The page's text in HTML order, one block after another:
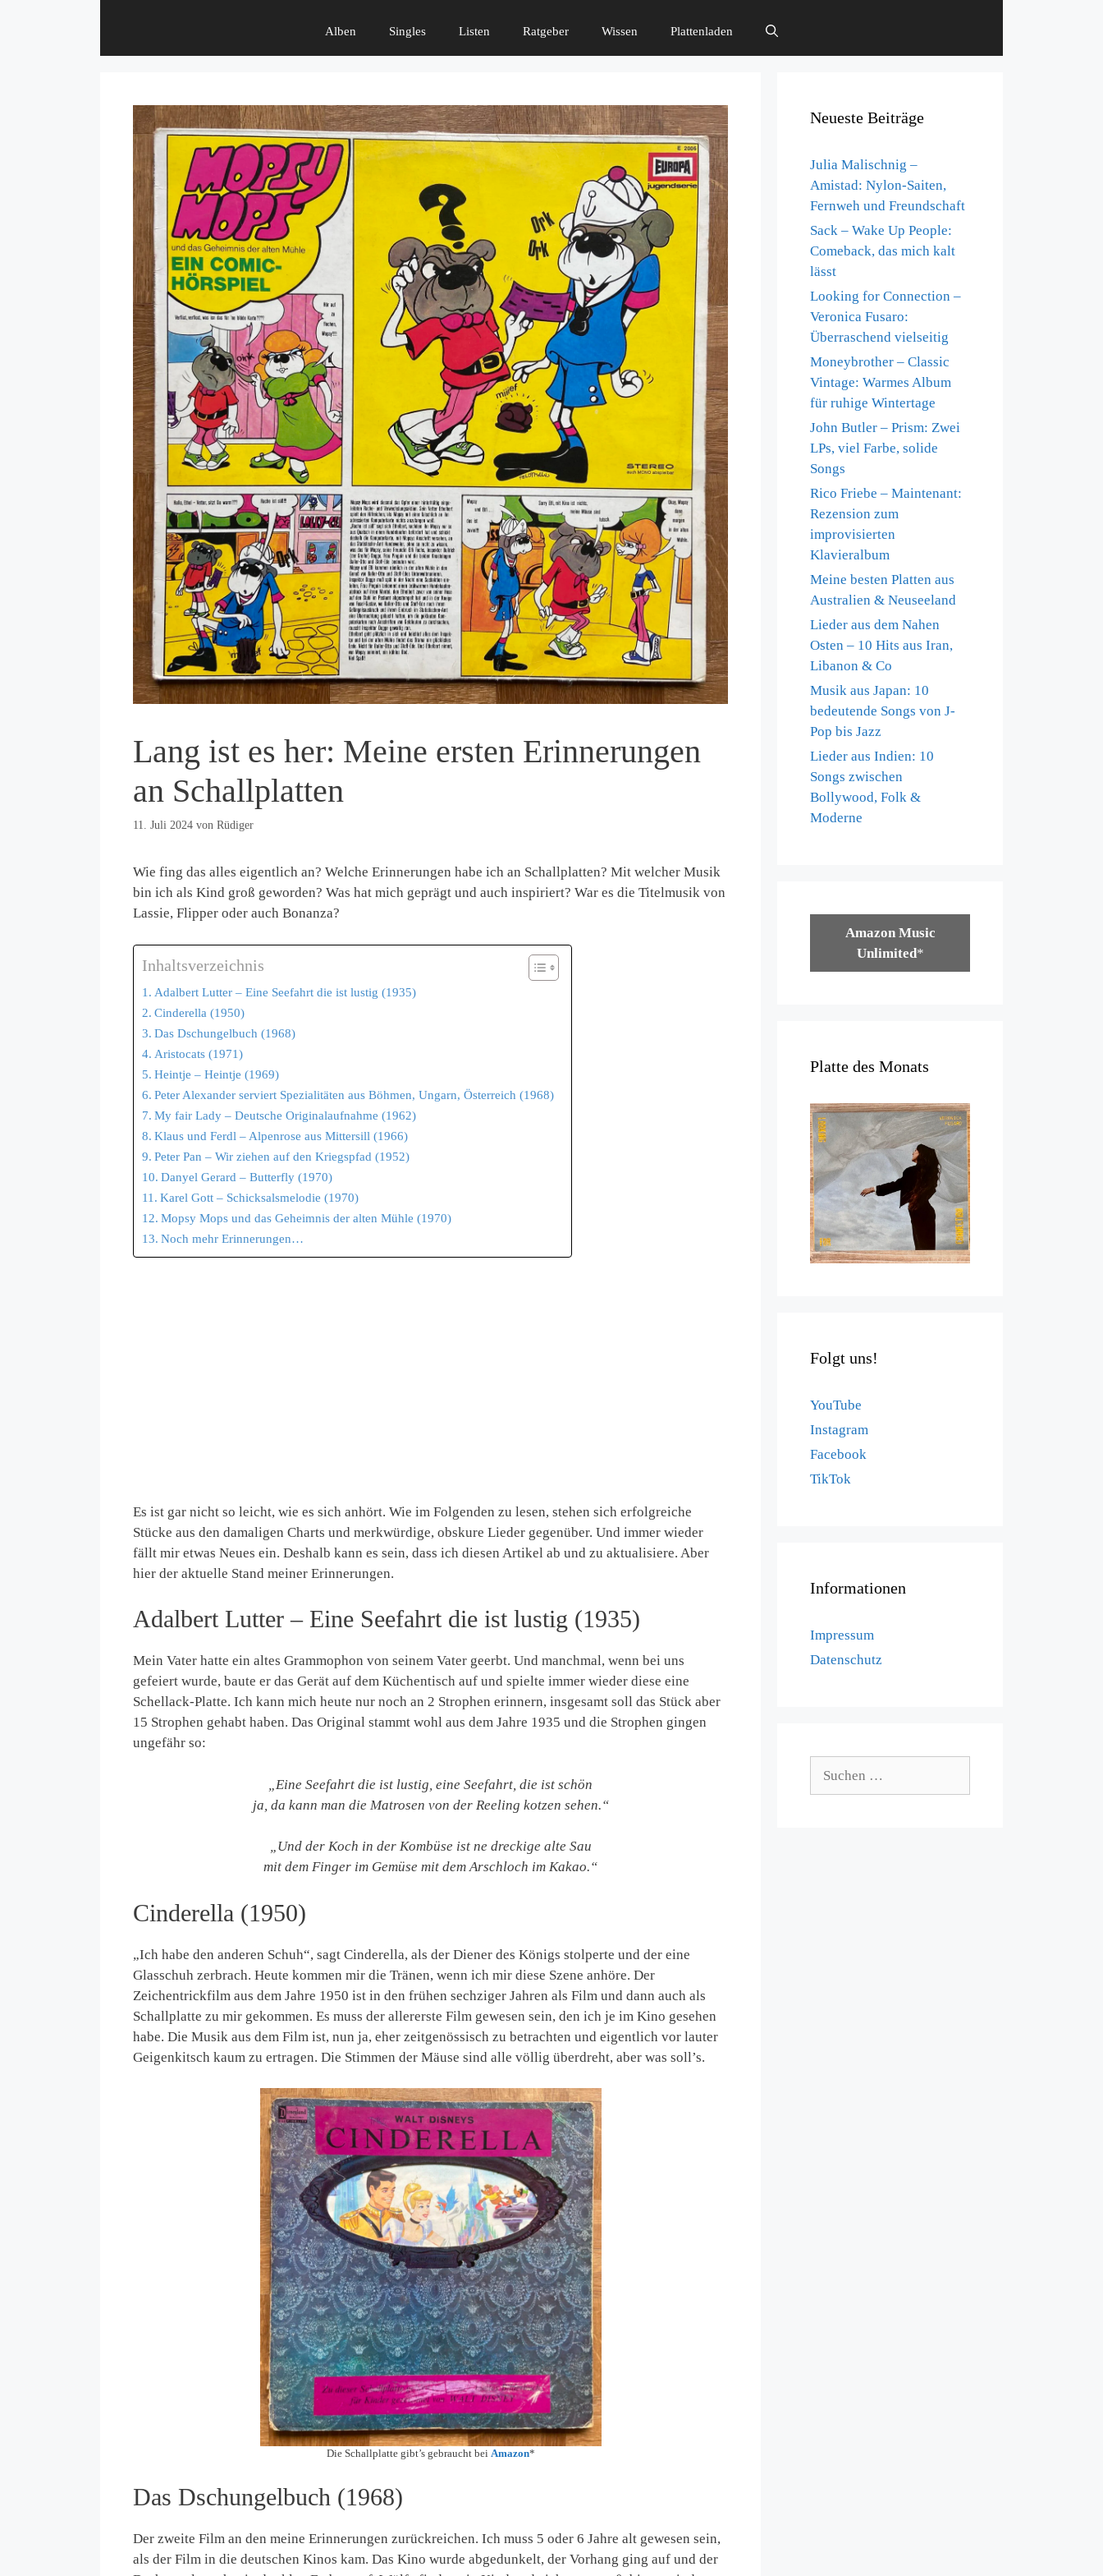
Alben Singles Listen Ratgeber Wissen Plattenladen
Lang ist es her: Meine ersten Erinnerungen
an Schallplatten
11. Juli 2024 von Rüdiger
Wie fing das alles eigentlich an? Welche Erinnerungen habe ich an Schallplatten? Mit welcher Musik
bin ich als Kind groß geworden? Was hat mich geprägt und auch inspiriert? War es die Titelmusik von
Lassie, Flipper oder auch Bonanza?
Inhaltsverzeichnis
Adalbert Lutter – Eine Seefahrt die ist lustig (1935)
Cinderella (1950)
Das Dschungelbuch (1968)
Aristocats (1971)
Heintje – Heintje (1969)
Peter Alexander serviert Spezialitäten aus Böhmen, Ungarn, Österreich (1968)
My fair Lady – Deutsche Originalaufnahme (1962)
Klaus und Ferdl – Alpenrose aus Mittersill (1966)
Peter Pan – Wir ziehen auf den Kriegspfad (1952)
Danyel Gerard – Butterfly (1970)
Karel Gott – Schicksalsmelodie (1970)
Mopsy Mops und das Geheimnis der alten Mühle (1970)
Noch mehr Erinnerungen…
Es ist gar nicht so leicht, wie es sich anhört. Wie im Folgenden zu lesen, stehen sich erfolgreiche
Stücke aus den damaligen Charts und merkwürdige, obskure Lieder gegenüber. Und immer wieder
fällt mir etwas Neues ein. Deshalb kann es sein, dass ich diesen Artikel ab und zu aktualisiere. Aber
hier der aktuelle Stand meiner Erinnerungen.
Adalbert Lutter – Eine Seefahrt die ist lustig (1935)
Mein Vater hatte ein altes Grammophon von seinem Vater geerbt. Und manchmal, wenn bei uns
gefeiert wurde, baute er das Gerät auf dem Küchentisch auf und spielte immer wieder diese eine
Schellack-Platte. Ich kann mich heute nur noch an 2 Strophen erinnern, insgesamt soll das Stück aber
15 Strophen gehabt haben. Das Original stammt wohl aus dem Jahre 1935 und die Strophen gingen
ungefähr so:
„Eine Seefahrt die ist lustig, eine Seefahrt, die ist schön
ja, da kann man die Matrosen von der Reeling kotzen sehen.“
„Und der Koch in der Kombüse ist ne dreckige alte Sau
mit dem Finger im Gemüse mit dem Arschloch im Kakao.“
Cinderella (1950)
„Ich habe den anderen Schuh“, sagt Cinderella, als der Diener des Königs stolperte und der eine
Glasschuh zerbrach. Heute kommen mir die Tränen, wenn ich mir diese Szene anhöre. Der
Zeichentrickfilm aus dem Jahre 1950 ist in den frühen sechziger Jahren als Film und dann auch als
Schallplatte zu mir gekommen. Es muss der allererste Film gewesen sein, den ich je im Kino gesehen
habe. Die Musik aus dem Film ist, nun ja, eher zeitgenössisch zu betrachten und eigentlich vor lauter
Geigenkitsch kaum zu ertragen. Die Stimmen der Mäuse sind alle völlig überdreht, aber was soll’s.
Die Schallplatte gibt’s gebraucht bei Amazon*
Das Dschungelbuch (1968)
Der zweite Film an den meine Erinnerungen zurückreichen. Ich muss 5 oder 6 Jahre alt gewesen sein,
als der Film in die deutschen Kinos kam. Das Kino wurde abgedunkelt, der Vorhang ging auf und der
Neueste Beiträge
Julia Malischnig –
Amistad: Nylon-Saiten,
Fernweh und Freundschaft
Sack – Wake Up People:
Comeback, das mich kalt
lässt
Looking for Connection –
Veronica Fusaro:
Überraschend vielseitig
Moneybrother – Classic
Vintage: Warmes Album
für ruhige Wintertage
John Butler – Prism: Zwei
LPs, viel Farbe, solide
Songs
Rico Friebe – Maintenant:
Rezension zum
improvisierten
Klavieralbum
Meine besten Platten aus
Australien & Neuseeland
Lieder aus dem Nahen
Osten – 10 Hits aus Iran,
Libanon & Co
Musik aus Japan: 10
bedeutende Songs von J-
Pop bis Jazz
Lieder aus Indien: 10
Songs zwischen
Bollywood, Folk &
Moderne
Amazon Music
Unlimited*
Platte des Monats
Folgt uns!
YouTube
Instagram
Facebook
TikTok
Informationen
Impressum
Datenschutz